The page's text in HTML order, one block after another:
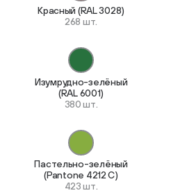
Красный (RAL 3028)
268 шт.
Изумрудно-зелёный
(RAL 6001)
380 шт.
Пастельно-зелёный
(Pantone 4212 C)
423 шт.